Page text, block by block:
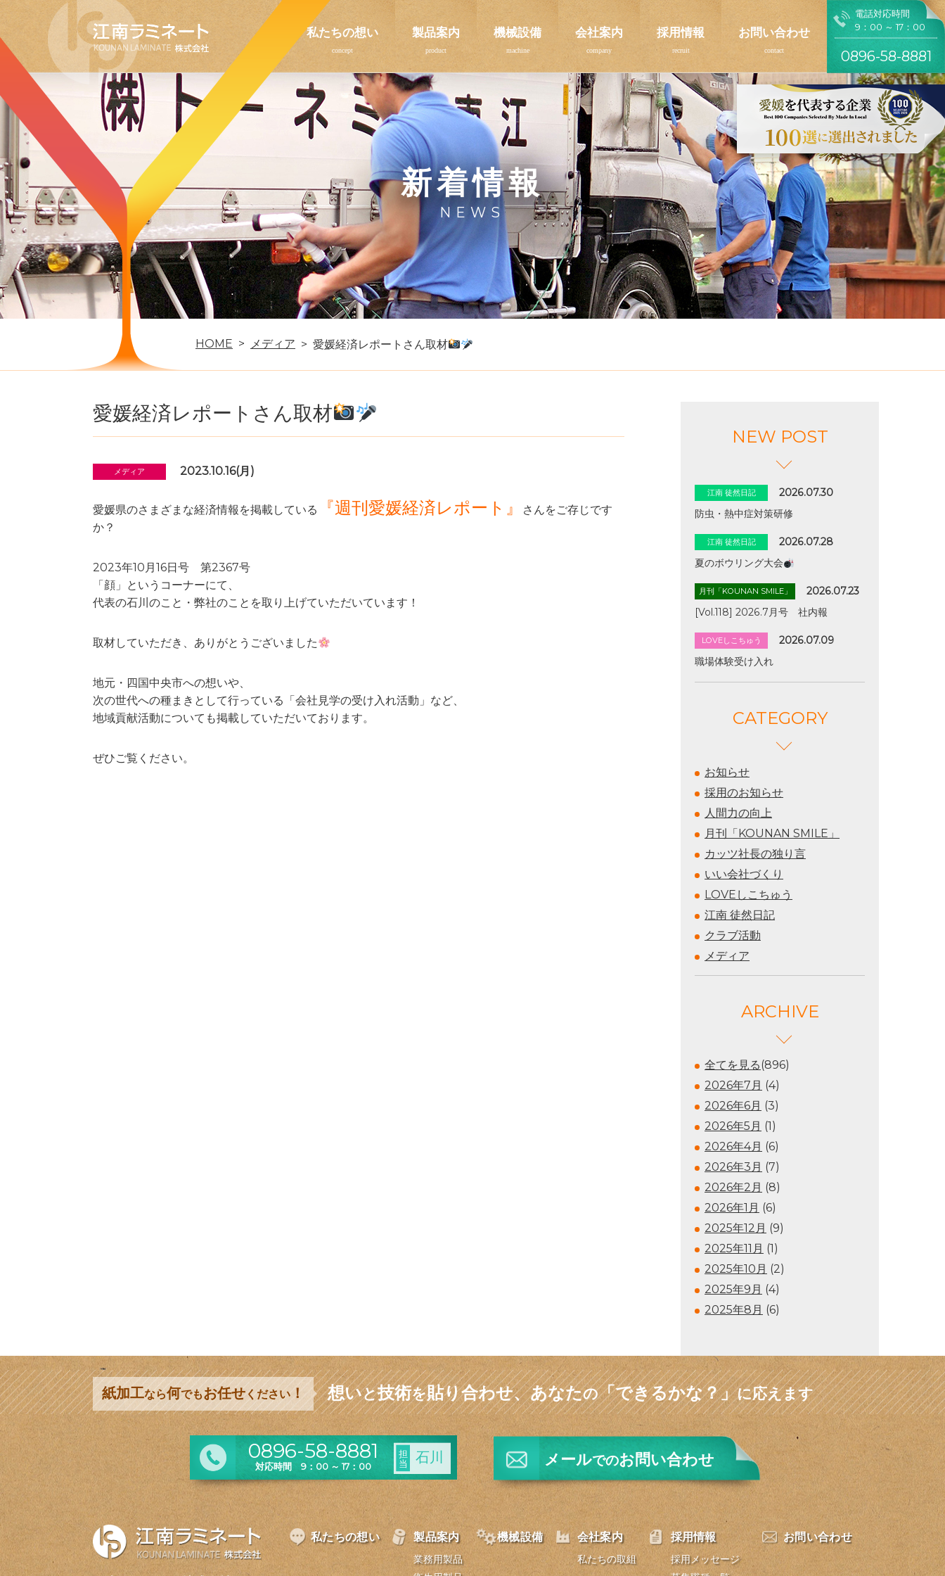
私たちの想い 製品案内 機械設備 会社案内 採用情報 お問い合わせ
電話対応時間
9：00 ～ 17：00
0896-58-8881
新着情報
HOME メディア 愛媛経済レポートさん取材
愛媛経済レポートさん取材
メディア 2023.10.16(月)
愛媛県のさまざまな経済情報を掲載している 『週刊愛媛経済レポート』
さんをご存じです
か？
2023年10月16日号 第2367号
「顔」というコーナーにて、
代表の石川のこと・弊社のことを取り上げていただいています！
取材していただき、ありがとうございました
地元・四国中央市への想いや、
次の世代への種まきとして行っている「会社見学の受け入れ活動」など、
地域貢献活動についても掲載していただいております。
ぜひご覧ください。
NEW POST
江南 徒然日記
2026.07.30
防虫・熱中症対策研修
江南 徒然日記
2026.07.28
夏のボウリング大会
月刊「KOUNAN SMILE」
2026.07.23
[Vol.118] 2026.7月号 社内報
LOVEしこちゅう
2026.07.09
職場体験受け入れ
CATEGORY
お知らせ
採用のお知らせ
人間力の向上
月刊「KOUNAN SMILE」
カッツ社長の独り言
いい会社づくり
LOVEしこちゅう
江南 徒然日記
クラブ活動
メディア
ARCHIVE
全てを見る(896)
2026年7月 (4)
2026年6月 (3)
2026年5月 (1)
2026年4月 (6)
2026年3月 (7)
2026年2月 (8)
2026年1月 (6)
2025年12月 (9)
2025年11月 (1)
2025年10月 (2)
2025年9月 (4)
2025年8月 (6)
紙加工なら何でもお任せ ください ！ 想いと技術を貼り合わせ、あなたの「できるかな？」に応えます
0896-58-8881
対応時間 9：00 ～ 17：00
担
当
石川 メールでのお問い合わせ
私たちの想い 製品案内
業務用製品
機械設備 会社案内
私たちの取組
採用情報
採用メッセージ
お問い合わせ